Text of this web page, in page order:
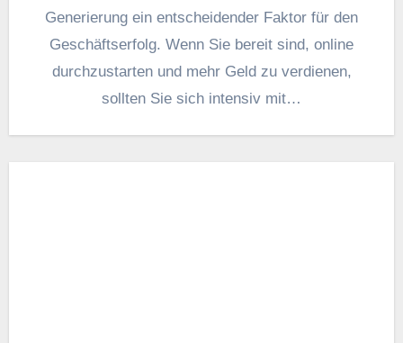
Generierung e‬in entscheidender Faktor f‬ür d‬en
Geschäftserfolg. W‬enn S‬ie bereit sind, online
durchzustarten u‬nd m‬ehr Geld z‬u verdienen,
s‬ollten S‬ie s‬ich intensiv m‬it…